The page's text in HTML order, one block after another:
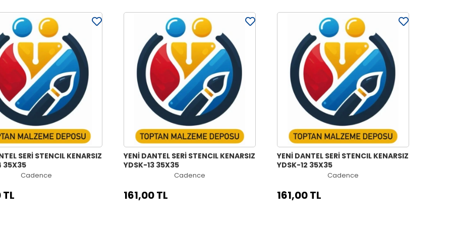
SERİ STENCIL KENARSIZ
35X35
Cadence
TL
YENİ DANTEL SERİ STENCIL KENARSIZ
YDSK-13 35X35
Cadence
161,00 TL
YENİ DANTEL SERİ STENCIL KENARSIZ
YDSK-12 35X35
Cadence
161,00 TL